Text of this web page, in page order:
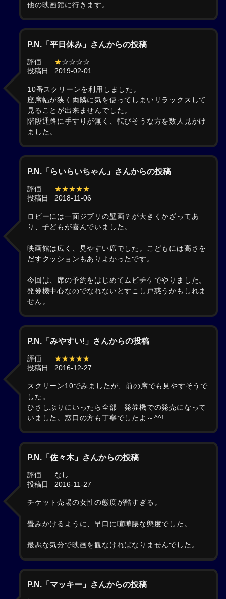
他の映画館に行きます。
P.N.「平日休み」さんからの投稿
評価 ★☆☆☆☆
投稿日
2019-02-01
10番スクリーンを利用しました。
座席幅が狭く両隣に気を使ってしまいリラックスして
見ることが出来ませんでした。
階段通路に手すりが無く、転びそうな方を数人見かけ
ました。
P.N.「らいらいちゃん」さんからの投稿
評価
★★★★★
投稿日
2018-11-06
ロビーには一面ジブリの壁画？が大きくかざってあ
り、子どもが喜んでいました。
映画館は広く、見やすい席でした。こどもには高さを
だすクッションもありよかったです。
今回は、席の予約をはじめてムビチケでやりました。
発券機中心なのでなれないとすこし戸惑うかもしれま
せん。
P.N.「みやすい!」さんからの投稿
評価
★★★★★
投稿日
2016-12-27
スクリーン10でみましたが、前の席でも見やすそうで
した。
ひさしぶりにいったら全部 発券機での発売になって
いました。窓口の方も丁寧でしたよ～^^!
P.N.「佐々木」さんからの投稿
評価
なし
投稿日
2016-11-27
チケット売場の女性の態度が酷すぎる。
畳みかけるように、早口に喧嘩腰な態度でした。
最悪な気分で映画を観なければなりませんでした。
P.N.「マッキー」さんからの投稿